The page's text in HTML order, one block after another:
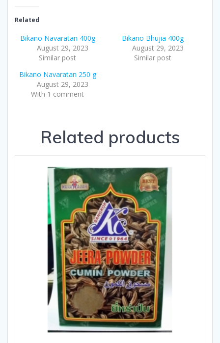
Related
Bikano Navaratan 400g
August 29, 2023
Similar post
Bikano Bhujia 400g
August 29, 2023
Similar post
Bikano Navaratan 250 g
August 29, 2023
With 1 comment
Related products